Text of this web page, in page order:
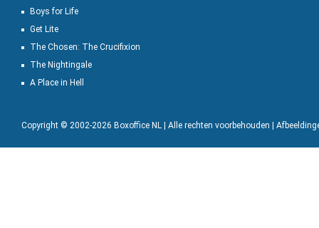
Boys for Life
Get Lite
The Chosen: The Crucifixion
The Nightingale
A Place in Hell
Copyright © 2002-2026 Boxoffice NL | Alle rechten voorbehouden |